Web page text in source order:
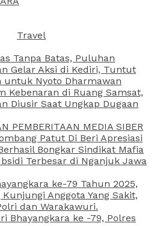
Travel
Tanpa Batas, Puluhan
Gelar Aksi di Kediri, Tuntut
untuk Nyoto Dharmawan
Kebenaran di Ruang Samsat,
Diusir Saat Ungkap Dugaan
PEMBERITAAN MEDIA SIBER
Patut Di Beri Apresiasi
Bongkar Sindikat Mafia
Terbesar di Nganjuk Jawa
ke-79 Tahun 2025,
Anggota Yang Sakit,
dan Warakawuri.
Bhayangkara ke -79, Polres